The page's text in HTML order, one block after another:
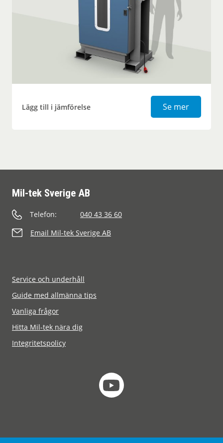
Lägg till i jämförelse Se merFatpress
Mil-tek Sverige AB
Telefon:
040 43 36 60
Email Mil-tek Sverige AB
Service och underhåll
Guide med allmänna tips
Vanliga frågor
Hitta Mil-tek nära dig
Integritetspolicy